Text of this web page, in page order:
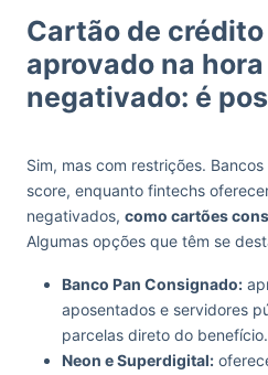
Cartão de
aprovado na
negativado: é
Sim, mas com restrições.
score, enquanto fintechs
negativados, como cartões
Algumas opções que têm se
Banco Pan Consignado:
aposentados e servidores
parcelas direto do benefício.
Neon e Superdigital: